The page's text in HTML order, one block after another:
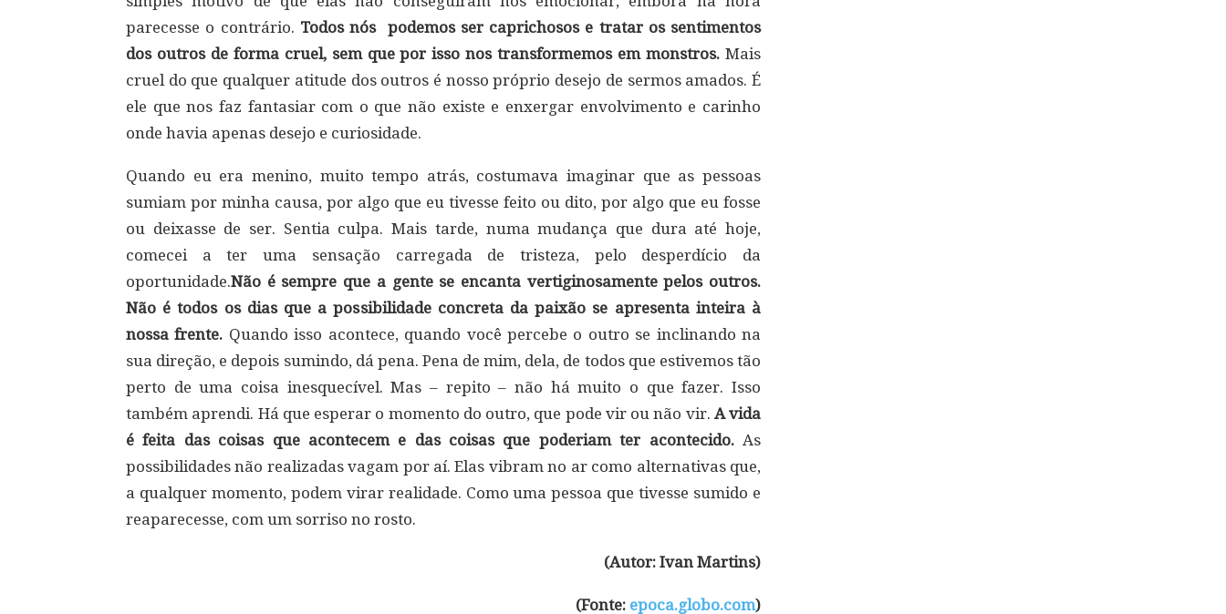
parecesse o contrário. Todos nós podemos ser caprichosos e tratar os sentimentos
dos outros de forma cruel, sem que por isso nos transformemos em monstros. Mais
cruel do que qualquer atitude dos outros é nosso próprio desejo de sermos amados. É
ele que nos faz fantasiar com o que não existe e enxergar envolvimento e carinho
onde havia apenas desejo e curiosidade.
Quando eu era menino, muito tempo atrás, costumava imaginar que as pessoas
sumiam por minha causa, por algo que eu tivesse feito ou dito, por algo que eu fosse
ou deixasse de ser. Sentia culpa. Mais tarde, numa mudança que dura até hoje,
comecei a ter uma sensação carregada de tristeza, pelo desperdício da
oportunidade.Não é sempre que a gente se encanta vertiginosamente pelos outros.
Não é todos os dias que a possibilidade concreta da paixão se apresenta inteira à
nossa frente. Quando isso acontece, quando você percebe o outro se inclinando na
sua direção, e depois sumindo, dá pena. Pena de mim, dela, de todos que estivemos tão
perto de uma coisa inesquecível. Mas – repito – não há muito o que fazer. Isso
também aprendi. Há que esperar o momento do outro, que pode vir ou não vir. A vida
é feita das coisas que acontecem e das coisas que poderiam ter acontecido. As
possibilidades não realizadas vagam por aí. Elas vibram no ar como alternativas que,
a qualquer momento, podem virar realidade. Como uma pessoa que tivesse sumido e
reaparecesse, com um sorriso no rosto.
(Autor: Ivan Martins)
(Fonte: epoca.globo.com)